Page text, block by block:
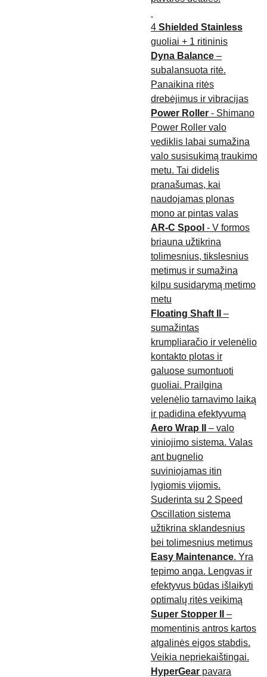
4 Shielded Stainless
guoliai + 1 ritininis
Dyna Balance –
subalansuota ritė.
Panaikina ritės
drebėjimus ir vibracijas
Power Roller - Shimano
Power Roller valo
vediklis labai sumažina
valo susisukimą traukimo
metu. Tai didelis
pranašumas, kai
naudojamas plonas
mono ar pintas valas
AR-C Spool - V formos
briauna užtikrina
tolimesnius, tikslesnius
metimus ir sumažina
kilpu susidarymą metimo
metu
Floating Shaft II –
sumažintas
krumpliaračio ir velenėlio
kontakto plotas ir
galuose sumontuoti
guoliai. Prailgina
velenėlio tarnavimo laiką
ir padidina efektyvumą
Aero Wrap II
– valo
viniojimo sistema. Valas
ant bugnelio
suviniojamas itin
lygiomis vijomis.
Suderinta su 2 Speed
Oscillation sistema
užtikrina sklandesnius
bei tolimesnius metimus
Easy Maintenance. Yra
tepimo anga. Lengvas ir
efektyvus būdas išlaikyti
optimalų ritės veikimą
Super Stopper II
–
momentinis antros kartos
atgalinės eigos stabdis.
Veikia nepriekaištingai.
HyperGear pavara